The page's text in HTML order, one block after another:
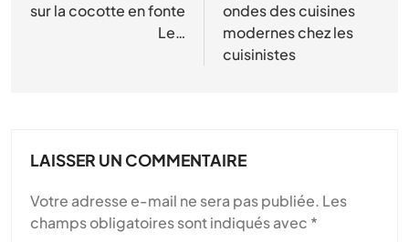
sur la cocotte en fonte
Le…
ondes des cuisines
modernes chez les
cuisinistes
LAISSER UN COMMENTAIRE
Votre adresse e-mail ne sera pas publiée. Les
champs obligatoires sont indiqués avec *